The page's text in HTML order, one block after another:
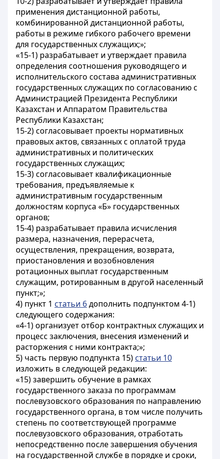
применения дистанционной работы,
комбинированной дистанционной работы,
работы в режиме гибкого рабочего времени
для государственных служащих;»;
«15-1) разрабатывает и утверждает правила
определения соотношения руководящего и
исполнительского состава административных
государственных служащих по согласованию с
Администрацией Президента Республики
Казахстан и Аппаратом Правительства
Республики Казахстан;
15-2) согласовывает проекты нормативных
правовых актов, связанных с оплатой труда
административных и политических
государственных служащих;
15-3) согласовывает квалификационные
требования, предъявляемые к
административным государственным
должностям корпуса «Б» государственных
органов;
15-4) разрабатывает правила исчисления
размера, назначения, перерасчета,
осуществления, прекращения, возврата,
приостановления и возобновления
ротационных выплат государственным
служащим, ротированным в другой населенный
пункт;»;
4) пункт 1 статьи 6дополнить подпунктом 4-1)
следующего содержания:
«4-1) организует отбор контрактных служащих и
процесс заключения, внесения изменений и
расторжения с ними контракта;»;
5) часть первую подпункта 15) статьи 10
изложить в следующей редакции:
«15) завершить обучение в рамках
государственного заказа по программам
послевузовского образования по направлению
государственного органа, в том числе получить
степень по соответствующей программе
послевузовского образования, отработать
непосредственно после завершения обучения
на государственной службе в порядке и сроки,